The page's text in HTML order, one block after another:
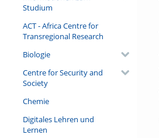
Studium
ACT - Africa Centre for
Transregional Research
Biologie
Centre for Security and
Society
Chemie
Digitales Lehren und
Lernen